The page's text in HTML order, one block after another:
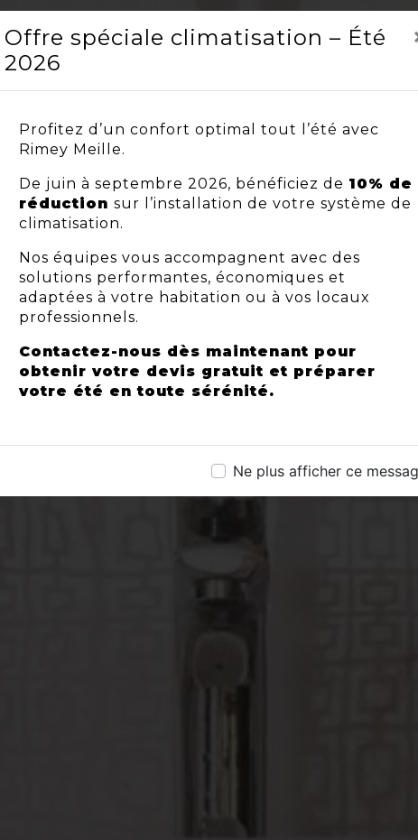
Offre spéciale climatisation – Été
2026
Profitez d’un confort optimal tout l’été avec
Rimey Meille.
De juin à septembre 2026, bénéficiez de 10% de
réduction sur l’installation de votre système de
climatisation.
Nos équipes vous accompagnent avec des
solutions performantes, économiques et
adaptées à votre habitation ou à vos locaux
professionnels.
Contactez-nous dès maintenant pour
obtenir votre devis gratuit et préparer
votre été en toute sérénité.
Ne plus afficher ce